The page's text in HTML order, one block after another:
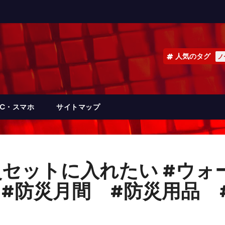
人気のタグ
・スマホ サイトマップ
ットに入れたい #ウォ
災月間 #防災用品